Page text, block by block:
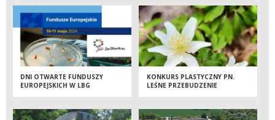
DNI OTWARTE FUNDUSZY
EUROPEJSKICH W LBG
KONKURS PLASTYCZNY PN.
LEŚNE PRZEBUDZENIE